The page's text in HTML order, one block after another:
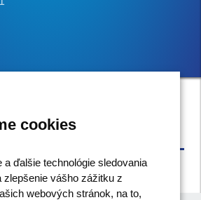
cookies
a ďalšie technológie sledovania
zlepšenie vášho zážitku z
webových stránok, na to,